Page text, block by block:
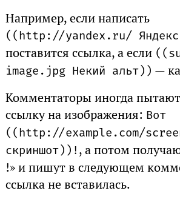
Например, если написать
( (http: //yandex.ru/
поставится ссылка, а если (
image.jpg Некий альт) ) —
Комментаторы иногда
ссылку на изображения: Вот
( (http: //example.com/
скриншот) )! , а потом
!» и пишут в следующем
ссылка не вставилась.